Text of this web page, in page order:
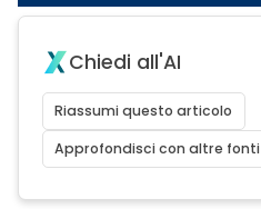
Chiedi all'AI
Riassumi questo articolo
Approfondisci con altre fonti